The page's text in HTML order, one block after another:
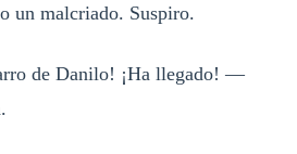
un malcriado. Suspiro.
de Danilo! ¡Ha llegado! —